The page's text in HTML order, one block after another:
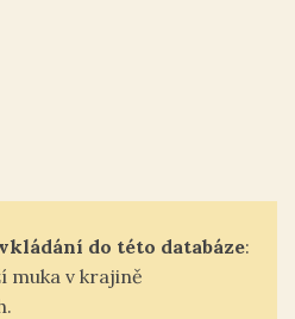
do této databáze:
muka v krajině